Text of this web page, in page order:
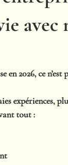
en 2026, ce
expériences,
tout :